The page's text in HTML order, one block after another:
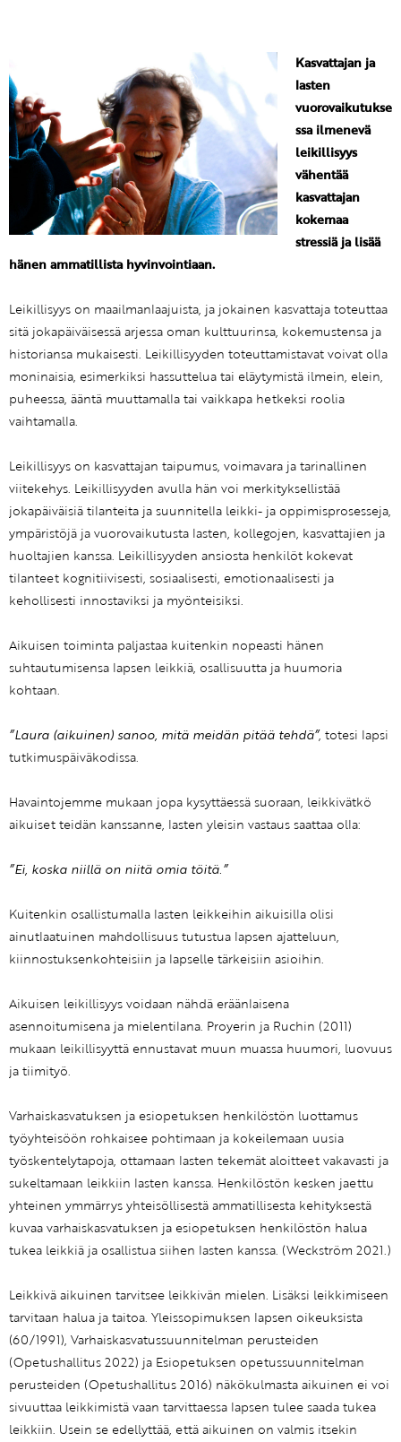
Kasvattajan ja
lasten
vuorovaikutukse
ssa ilmenevä
leikillisyys
vähentää
kasvattajan
kokemaa
stressiä ja lisää
hänen ammatillista hyvinvointiaan.
Leikillisyys on maailmanlaajuista, ja jokainen kasvattaja toteuttaa
sitä jokapäiväisessä arjessa oman kulttuurinsa, kokemustensa ja
historiansa mukaisesti. Leikillisyyden toteuttamistavat voivat olla
moninaisia, esimerkiksi hassuttelua tai eläytymistä ilmein, elein,
puheessa, ääntä muuttamalla tai vaikkapa hetkeksi roolia
vaihtamalla.
Leikillisyys on kasvattajan taipumus, voimavara ja tarinallinen
viitekehys. Leikillisyyden avulla hän voi merkityksellistää
jokapäiväisiä tilanteita ja suunnitella leikki- ja oppimisprosesseja,
ympäristöjä ja vuorovaikutusta lasten, kollegojen, kasvattajien ja
huoltajien kanssa. Leikillisyyden ansiosta henkilöt kokevat
tilanteet kognitiivisesti, sosiaalisesti, emotionaalisesti ja
kehollisesti innostaviksi ja myönteisiksi.
Aikuisen toiminta paljastaa kuitenkin nopeasti hänen
suhtautumisensa lapsen leikkiä, osallisuutta ja huumoria
kohtaan.
”Laura (aikuinen) sanoo, mitä meidän pitää tehdä”, totesi lapsi
tutkimuspäiväkodissa.
Havaintojemme mukaan jopa kysyttäessä suoraan, leikkivätkö
aikuiset teidän kanssanne, lasten yleisin vastaus saattaa olla:
”Ei, koska niillä on niitä omia töitä.”
Kuitenkin osallistumalla lasten leikkeihin aikuisilla olisi
ainutlaatuinen mahdollisuus tutustua lapsen ajatteluun,
kiinnostuksenkohteisiin ja lapselle tärkeisiin asioihin.
Aikuisen leikillisyys voidaan nähdä eräänlaisena
asennoitumisena ja mielentilana. Proyerin ja Ruchin (2011)
mukaan leikillisyyttä ennustavat muun muassa huumori, luovuus
ja tiimityö.
Varhaiskasvatuksen ja esiopetuksen henkilöstön luottamus
työyhteisöön rohkaisee pohtimaan ja kokeilemaan uusia
työskentelytapoja, ottamaan lasten tekemät aloitteet vakavasti ja
sukeltamaan leikkiin lasten kanssa. Henkilöstön kesken jaettu
yhteinen ymmärrys yhteisöllisestä ammatillisesta kehityksestä
kuvaa varhaiskasvatuksen ja esiopetuksen henkilöstön halua
tukea leikkiä ja osallistua siihen lasten kanssa. (Weckström 2021.)
Leikkivä aikuinen tarvitsee leikkivän mielen. Lisäksi leikkimiseen
tarvitaan halua ja taitoa. Yleissopimuksen lapsen oikeuksista
(60/1991), Varhaiskasvatussuunnitelman perusteiden
(Opetushallitus 2022) ja Esiopetuksen opetussuunnitelman
perusteiden (Opetushallitus 2016) näkökulmasta aikuinen ei voi
sivuuttaa leikkimistä vaan tarvittaessa lapsen tulee saada tukea
leikkiin. Usein se edellyttää, että aikuinen on valmis itsekin